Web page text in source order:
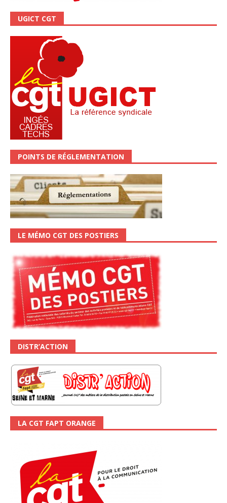
UGICT CGT
POINTS DE RÉGLEMENTATION
LE MÉMO CGT DES POSTIERS
DISTR’ACTION
LA CGT FAPT ORANGE